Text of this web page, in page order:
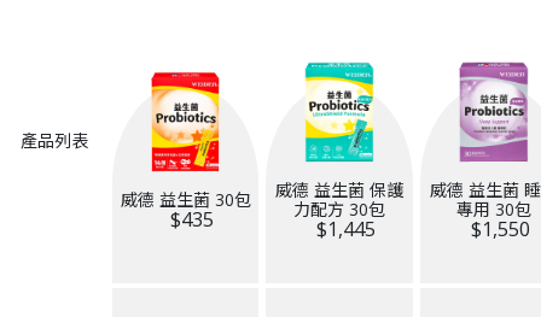
產品列表
威德 益生菌 30包
$435
威德 益生菌 保護
力配方 30包
$1,445
威德 益生菌
專用 30包
$1,550